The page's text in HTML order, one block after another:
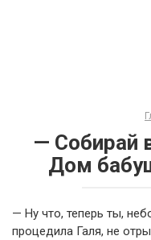
— Собирай
Дом
— Ну что, теперь ты,
процедила Галя, не